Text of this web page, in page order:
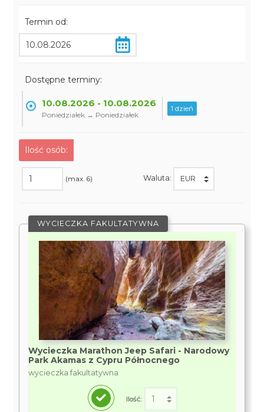
Termin od:
Dostępne terminy:
10.08.2026 - 10.08.2026
Poniedziałek → Poniedziałek
1 dzień
Ilość osób:
(max. 6) Waluta:
WYCIECZKA FAKULTATYWNA
Wycieczka Marathon Jeep Safari - Narodowy
Park Akamas z Cypru Północnego
wycieczka fakultatywna
Ilość: